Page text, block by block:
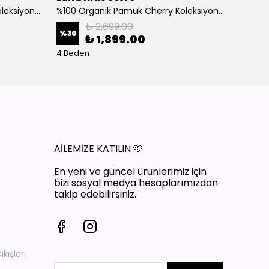
%100 Organik Pamuk Cherry Koleksiyon 3'lü Takım Bordo %100 Organik Pamuk Cherry Koleksiyon 3'lü Takım Ekru
%30 ₺ 2,699.00
₺ 1,899.00
4 Beden
AİLEMİZE KATILIN🩷
En yeni ve güncel ürünlerimiz için
bizi sosyal medya hesaplarımızdan
takip edebilirsiniz.